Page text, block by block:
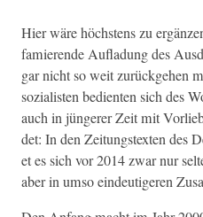
Hier wäre höch­stens zu
famierende Aufladung des
gar nicht so weit zurück­ge­hen
sozial­is­ten bedi­en­ten sich des
auch in jün­ger­er Zeit mit
det: In den Zeitung­s­tex­ten des
et es sich vor 2014 zwar nur
aber in umso ein­deutigeren